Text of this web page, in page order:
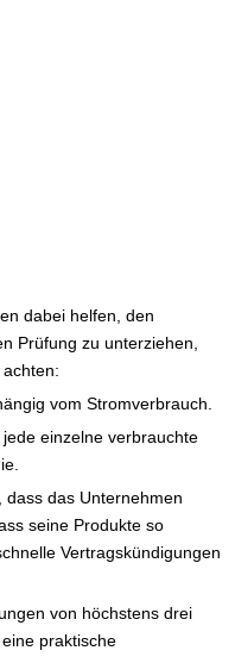
dabei helfen, den
Prüfung zu unterziehen,
vom Stromverbrauch.
einzelne verbrauchte
dass das Unternehmen
seine Produkte so
Vertragskündigungen
von höchstens drei
praktische